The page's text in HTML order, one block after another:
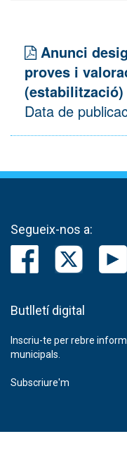
Anunci
proves i
(estabilització)
Data de
Segueix-nos a:
Butlletí digital
Inscriu-te per rebre
municipals.
Subscriure'm